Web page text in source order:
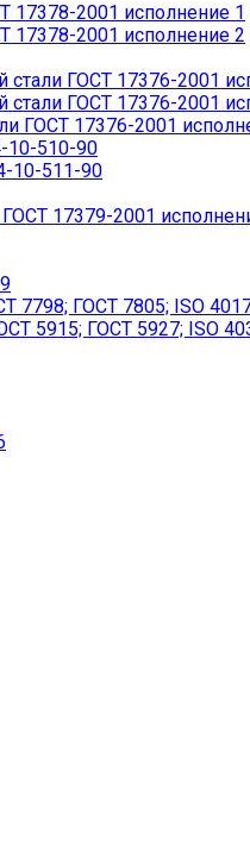
2001 исполнение 1
17378-2001 исполнение 2
ГОСТ 17376-2001
ГОСТ 17376-2001
ГОСТ 17376-2001
10-510-90
10-511-90
17379-2001
7798; ГОСТ 7805; ISO
5915; ГОСТ 5927; ISO